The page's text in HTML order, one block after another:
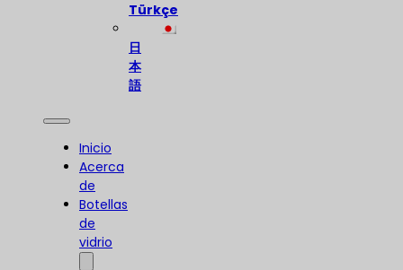
Türkçe
日
本
語
Inicio
Acerca
de
Botellas
de
vidrio